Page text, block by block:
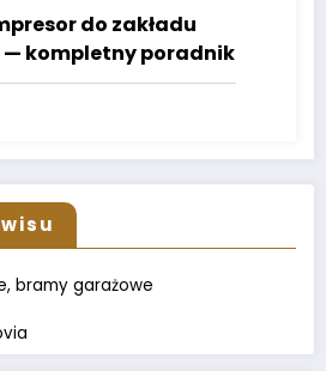
do zakładu
kompletny poradnik
bramy garażowe